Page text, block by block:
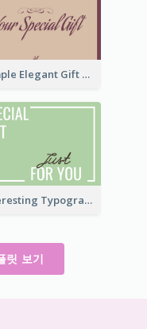
Simple Elegant Gift Card
Interesting Typography Gift Card For You
릿 보기